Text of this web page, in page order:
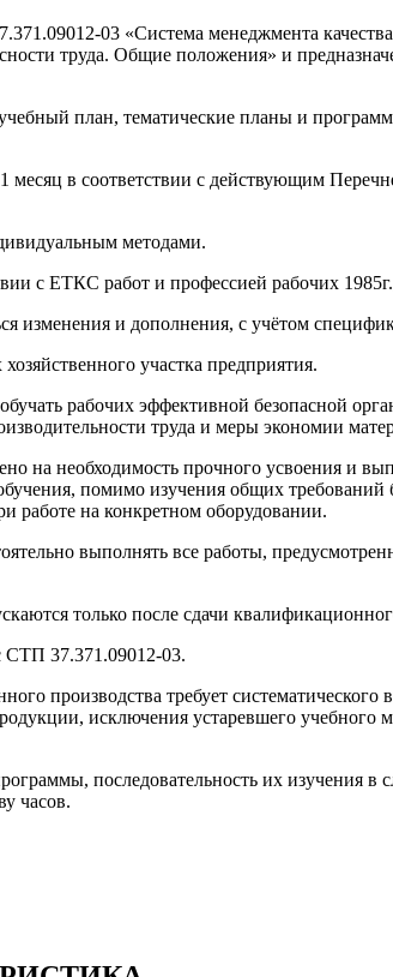
03 «Система менеджмента
труда. Общие положения» и
план, темати­ческие планы и
месяц в соответ­ствии с действующим
методами.
с ЕТКС работ и профессией рабочих
изменения и дополнения, с учётом
участка предприятия.
рабочих эффективной безопасной
труда и меры экономии
на необходимость прочного усвоения и
помимо изучения общих
работе на конкретном оборудовании.
выполнять все работы,
только после сдачи
СТП 37.371.09012-03.
производства требует
исключения устаревшего
последовательность их изучения
часов.